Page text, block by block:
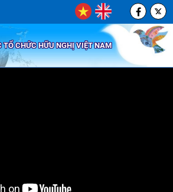
TỔ CHỨC HỮU NGHỊ VIỆT NAM